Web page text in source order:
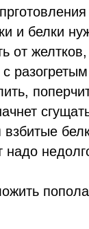
и белки
от
взбитые